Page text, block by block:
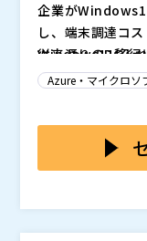
企業が
し、端末調達コ
従来通りのPC入
す。加えて、セキ
Tインフラ全体
システム部門で
緊の課題となっ
ストの増大が避
Windows11移行
のは「端末調達に
Cの一括更新や
BYODやリモー
業務停止といっ
効果も最大化で
を機に、単なる
を再設計する戦
り、端末調達コ
率的な運用体制
ダイワボウ情報
日本マイクロソ
Azure・マイクロソ